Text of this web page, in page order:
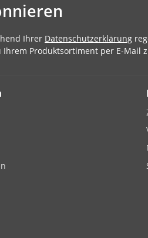
Ihrer Datenschutzerklärung
Produktsortiment per E-Mail